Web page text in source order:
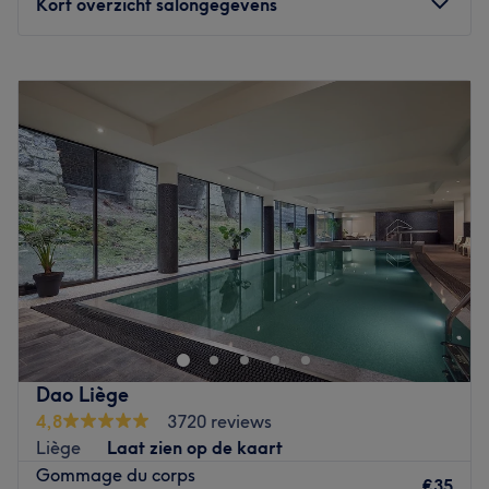
Go to venue
08:00
Donderdag
Vrijdag
Zaterdag
Zondag
Gesloten
À la recherche d'un institut de beauté proposant une
grande variété de soins du côté de Uccle ? Rendez-vous
à Spécial Beauty, un espace dédié à la beauté et au
bien-être situé sur l'avenue Brugmann, à deux pas de
l'arrêt de tram Globe. Avec plus de 10 ans d'expérience
dans le monde de la beauté, Alena vous propose une très
belle carte de soins: soins du visage, épilations,
massages, beauté des mains et des pieds... La spécialité
de Spécial Beauty ? Les soins anti-âge et minceur. Vous
Dao Liège
4,8
3720 reviews
Liège
Laat zien op de kaart
Gommage du corps